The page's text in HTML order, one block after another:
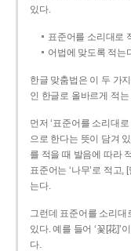
있다.
표준어를 소리대로
어법에 맞도록 적는
한글 맞춤법은 이 두 가
인 한글로 올바르게 적
먼저 ‘표준어를 소리대
으로 한다는 뜻이 담겨
를 적을 때 발음에 따라
표준어는 ‘나무’로 적고,
는다.
그런데 표준어를 소리대
있다. 예를 들어 ‘꽃[花]’
다.